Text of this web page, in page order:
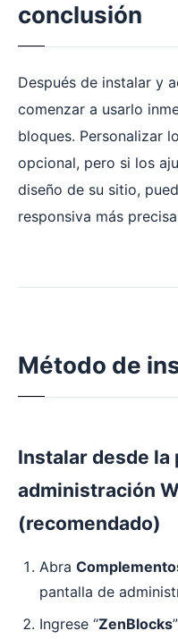
conclusión
Después de instalar y
comenzar a usarlo
bloques. Personalizar
opcional, pero si los
diseño de su sitio,
responsiva más
Método de
Instalar desde la
administración
(recomendado)
Abra
pantalla de
Ingrese “ZenBlocks